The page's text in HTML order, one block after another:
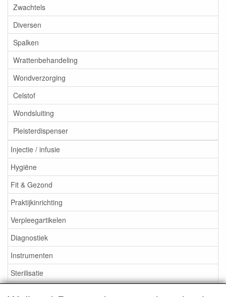
Zwachtels
Diversen
Spalken
Wrattenbehandeling
Wondverzorging
Celstof
Wondsluiting
Pleisterdispenser
Injectie / infusie
Hygiëne
Fit & Gezond
Praktijkinrichting
Verpleegartikelen
Diagnostiek
Instrumenten
Sterilisatie